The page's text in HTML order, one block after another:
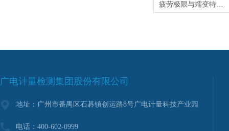
疲劳极限与蠕变特性评估|先进材料检测
广电计量检测集团股份有限公司
地址：广州市番禺区石碁镇创运路8号广电计量科技产业园
电话：400-602-0999